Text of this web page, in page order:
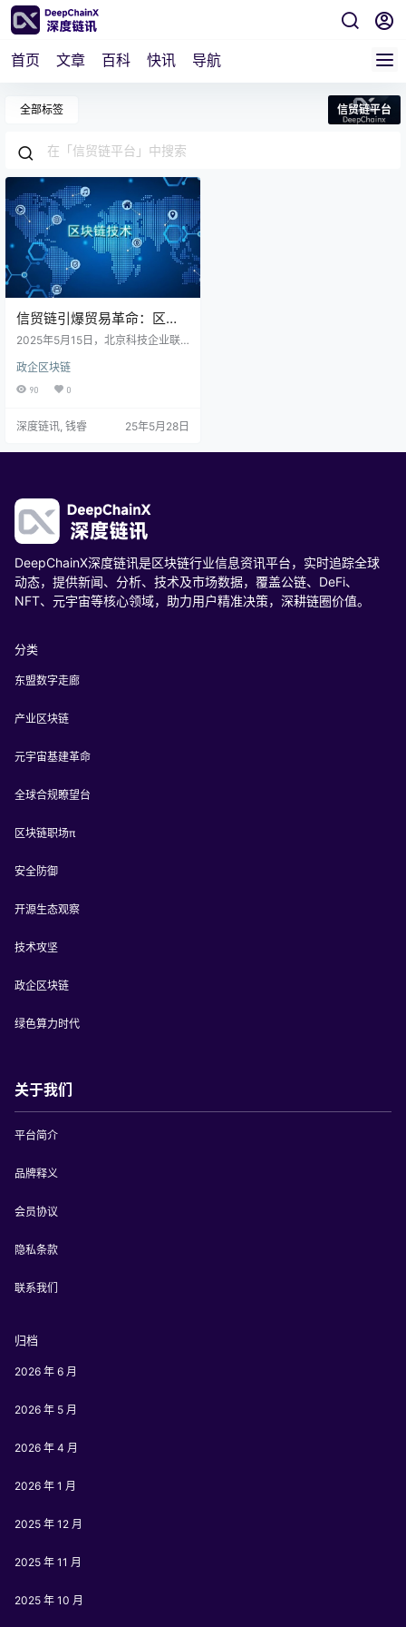
首页 文章 百科 快讯 导航
全部标签 信贸链平台
信贸链引爆贸易革命：区块
链让中小企业融资快7倍
2025年5月15日，北京科技企业联
上线“信贸链”平台，通过区块链技术
实现贸易全流程无纸化、自动化，
标准，接入全球超5000家企业，覆
融资效率提升70%，跨境单证处理
物，凭历史贸易数据即可快速获
贷；航运巨头实时…
政企区块链
90 0
深度链讯, 钱睿 25年5月28日
DeepChainX深度链讯是区块链行业信息资讯平台，实时追踪全球
动态，提供新闻、分析、技术及市场数据，覆盖公链、DeFi、
NFT、元宇宙等核心领域，助力用户精准决策，深耕链圈价值。
分类
东盟数字走廊
产业区块链
元宇宙基建革命
全球合规瞭望台
区块链职场π
安全防御
开源生态观察
技术攻坚
政企区块链
绿色算力时代
关于我们
平台简介
品牌释义
会员协议
隐私条款
联系我们
归档
2026 年 6 月
2026 年 5 月
2026 年 4 月
2026 年 1 月
2025 年 12 月
2025 年 11 月
2025 年 10 月